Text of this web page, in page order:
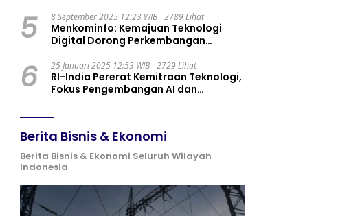
5 8 September 2025 12:23 WIB 2789 Lihat
Menkominfo: Kemajuan Teknologi
Digital Dorong Perkembangan
6 25 Januari 2025 12:53 WIB 2729 Lihat
RI-India Pererat Kemitraan Teknologi,
Fokus Pengembangan AI dan
Berita Bisnis & Ekonomi
Berita Bisnis & Ekonomi Seluruh Wilayah
Indonesia